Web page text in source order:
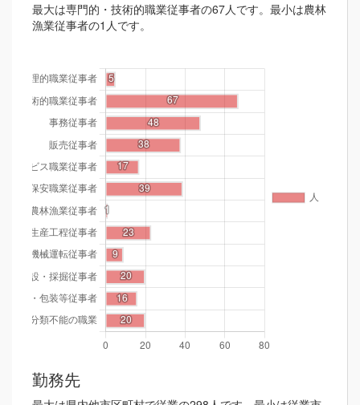
最大は専門的・技術的職業従事者の67人です。最小は農林
漁業従事者の1人です。
勤務先